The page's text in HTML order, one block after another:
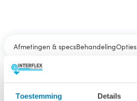
Toestemming Details
Afmetingen & specsBehandelingOpties
Afmetingen & specs